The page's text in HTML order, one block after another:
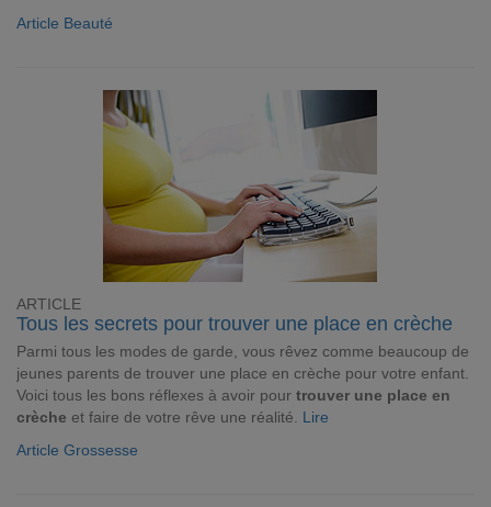
Article Beauté
ARTICLE
Tous les secrets pour trouver une place en crèche
Parmi tous les modes de garde, vous rêvez comme beaucoup de
jeunes parents de trouver une place en crèche pour votre enfant.
Voici tous les bons réflexes à avoir pour trouver une place en
crèche et faire de votre rêve une réalité. Lire
Article Grossesse